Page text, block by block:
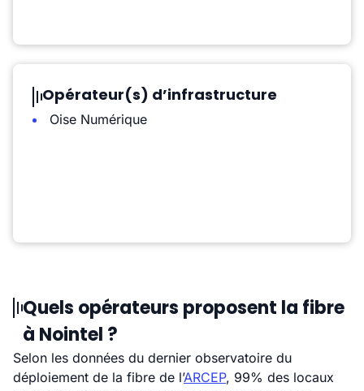
Opérateur(s) d’infrastructure
Oise Numérique
Quels opérateurs proposent la fibre
à Nointel ?
Selon les données du dernier observatoire du
déploiement de la fibre de l’ARCEP, 99% des locaux